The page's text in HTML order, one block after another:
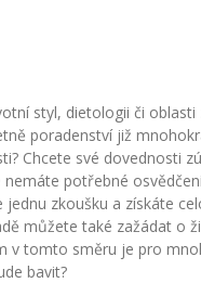
styl, dietologii či oblasti
poradenství již
Chcete své dovednosti
potřebné
zkoušku a získáte
můžete také zažádat o
v tomto směru je pro
bavit?